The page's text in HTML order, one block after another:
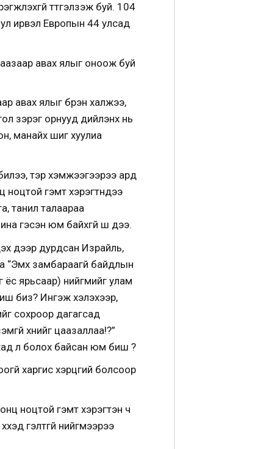
түтгэлзэж буй. 104
ирвэл Европын 44 улсад
авах ялыг оноож буй
авах ялыг бүрэн халжээ,
зэрэг орнууд дийлэнх нь
манайх шиг хуулиа
тэр хэмжээгээрээ ард
гэмт хэрэгтнүүдээ
танил талаараа
гэсэн юм байхгүй шүү дээ.
дээр дурдсан Израйль,
“Эмх замбараагүй байдлын
ёс ярьсаар) нийгмийг улам
биз? Ингэж хэлэхээр,
сохроор дагагсад
хүнийг цаазаллаа!?”
л болох байсан юм биш үү?
харгис хэрцгий болсоор
ноцтой гэмт хэрэгтэн ч
гэлтгүй нийгмээрээ